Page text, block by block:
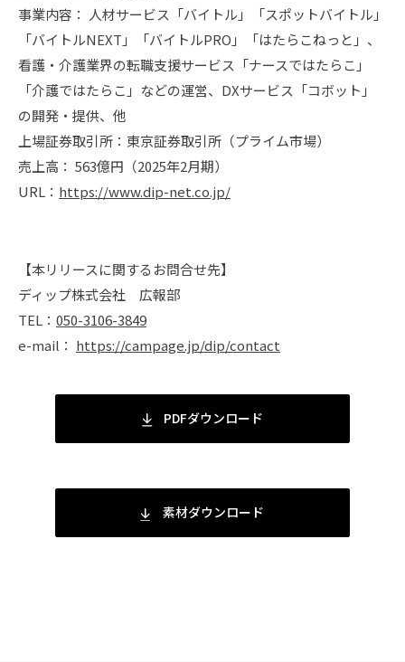
事業内容： 人材サービス「バイトル」「スポットバイトル」
「バイトルNEXT」「バイトルPRO」「はたらこねっと」、
看護・介護業界の転職支援サービス「ナースではたらこ」
「介護ではたらこ」などの運営、DXサービス「コボット」
の開発・提供、他
上場証券取引所：東京証券取引所（プライム市場）
売上高： 563億円（2025年2月期）
URL： https://www.dip-net.co.jp/
【本リリースに関するお問合せ先】
ディップ株式会社 広報部
TEL： 050-3106-3849
e-mail： https://campage.jp/dip/contact
PDFダウンロード
素材ダウンロード